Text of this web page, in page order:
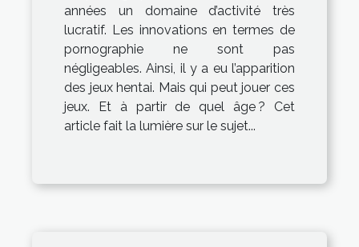
années un domaine d’activité très
lucratif. Les innovations en termes de
pornographie ne sont pas
négligeables. Ainsi, il y a eu l’apparition
des jeux hentai. Mais qui peut jouer ces
jeux. Et à partir de quel âge ? Cet
article fait la lumière sur le sujet...